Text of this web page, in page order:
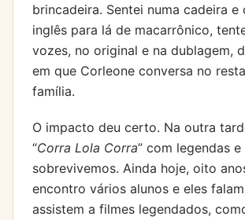
brincadeira. Sentei numa cadeira e
inglês para lá de macarrônico,
vozes, no original e na dublagem,
em que Corleone conversa no
família.
O impacto deu certo. Na outra
“Corra Lola Corra” com legendas
sobrevivemos. Ainda hoje, oito
encontro vários alunos e eles
assistem a filmes legendados,